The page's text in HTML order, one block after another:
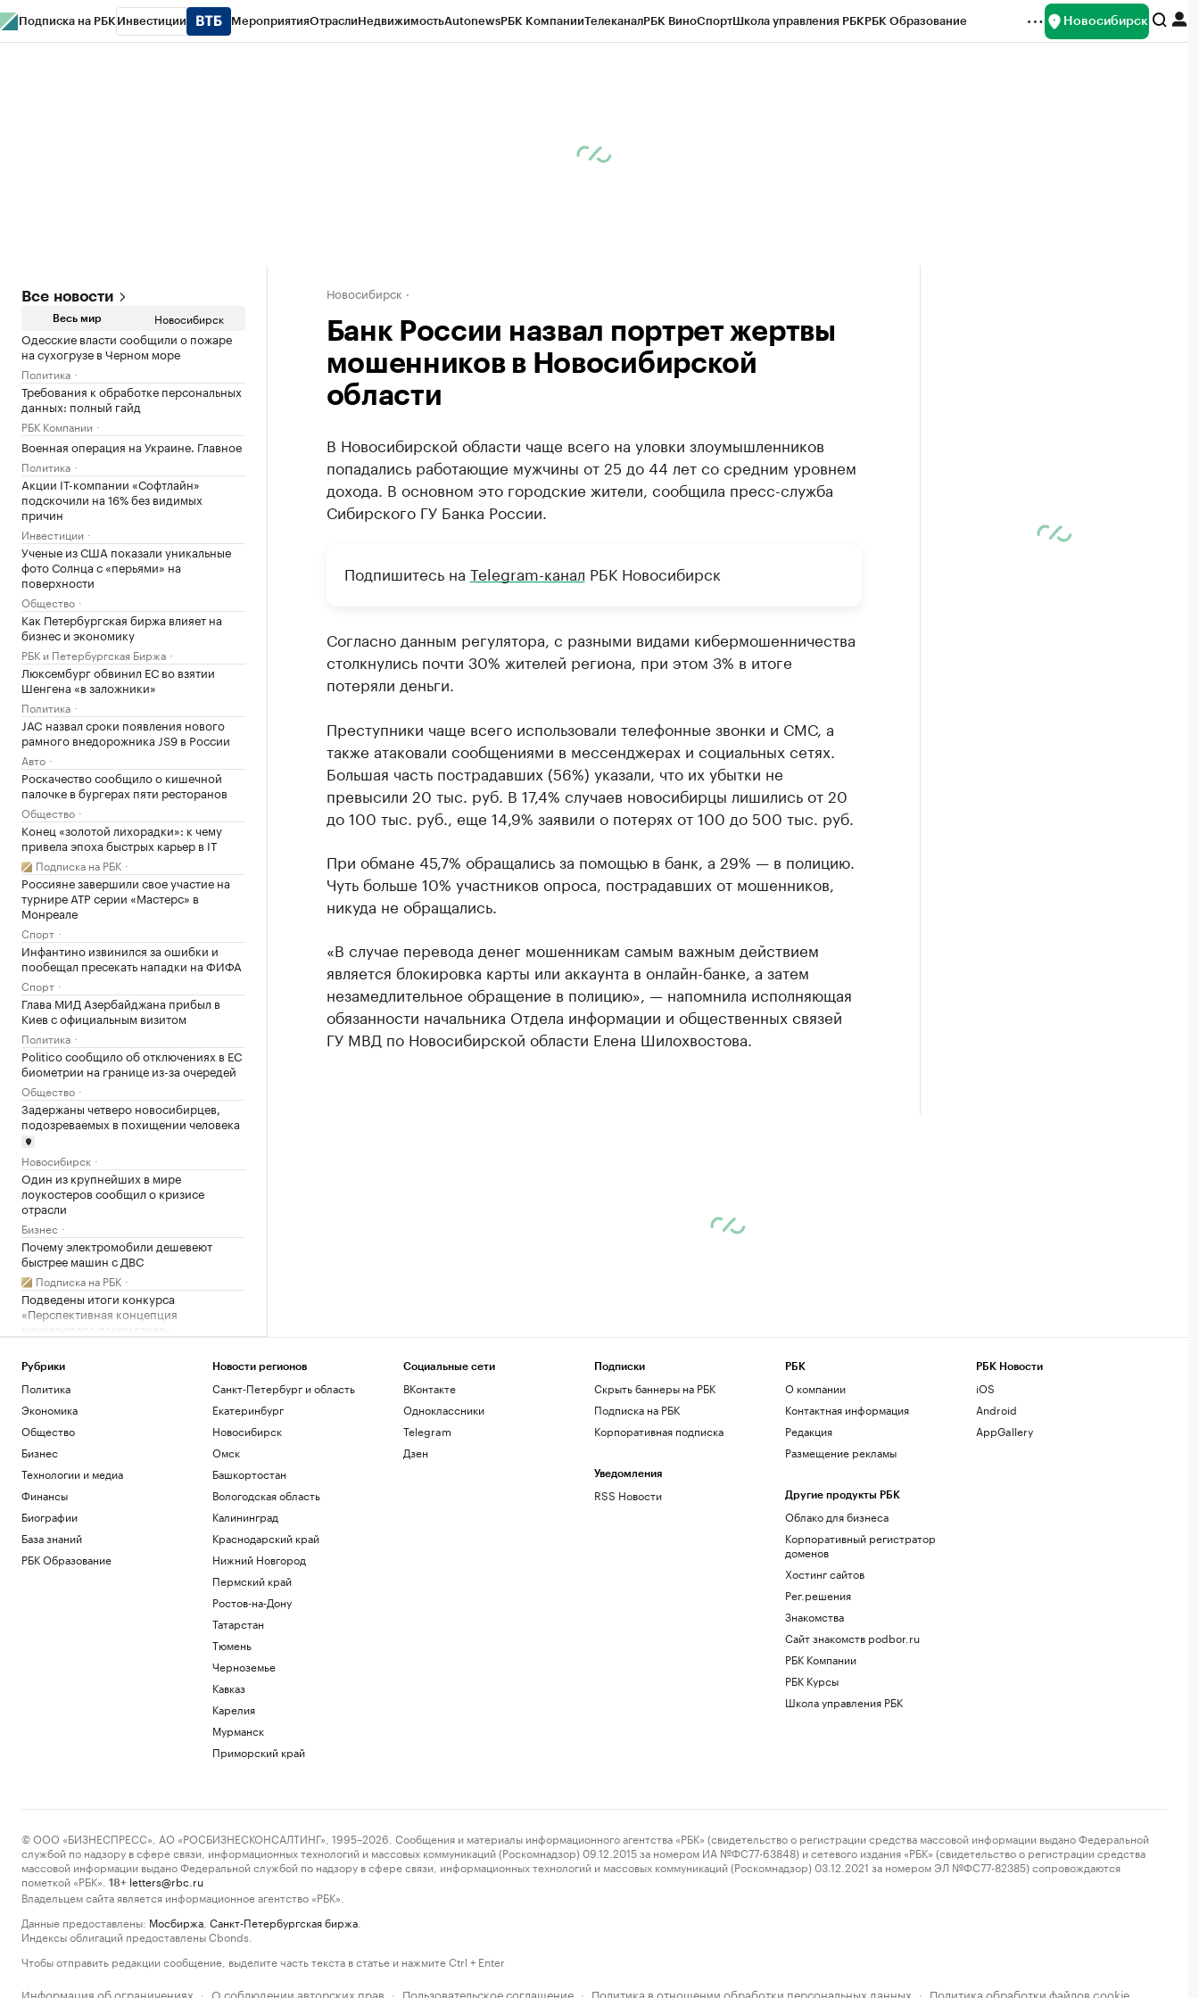
Подписка на РБК Инвестиции МероприятияОтраслиНедвижимостьAutonewsРБК КомпанииТелеканалРБК ВиноСпортШкола управления РБКРБК Образование Новосибирск
Все новости
Весь мир Новосибирск
Одесские власти сообщили о пожаре
на сухогрузе в Черном море
Политика
Требования к обработке персональных
данных: полный гайд
РБК Компании
Военная операция на Украине. Главное
Политика
Акции IT-компании «Софтлайн»
подскочили на 16% без видимых
причин
Инвестиции
Ученые из США показали уникальные
фото Солнца с «перьями» на
поверхности
Общество
Как Петербургская биржа влияет на
бизнес и экономику
РБК и Петербургская Биржа
Люксембург обвинил ЕС во взятии
Шенгена «в заложники»
Политика
JAC назвал сроки появления нового
рамного внедорожника JS9 в России
Авто
Роскачество сообщило о кишечной
палочке в бургерах пяти ресторанов
Общество
Конец «золотой лихорадки»: к чему
привела эпоха быстрых карьер в IT
Подписка на РБК
Россияне завершили свое участие на
турнире ATP серии «Мастерс» в
Монреале
Спорт
Инфантино извинился за ошибки и
пообещал пресекать нападки на ФИФА
Спорт
Глава МИД Азербайджана прибыл в
Киев с официальным визитом
Политика
Politico сообщило об отключениях в ЕС
биометрии на границе из-за очередей
Общество
Задержаны четверо новосибирцев,
подозреваемых в похищении человека
Новосибирск
Один из крупнейших в мире
лоукостеров сообщил о кризисе
отрасли
Бизнес
Почему электромобили дешевеют
быстрее машин с ДВС
Подписка на РБК
Подведены итоги конкурса
«Перспективная концепция
маневрового локомотива»
В Приморье задержали подростков,
Росгвардии
Политика
Акции «Русагро» обвалились почти на
17% на фоне дивидендного гэпа
Инвестиции
Новосибирск
Банк России назвал портрет жертвы
мошенников в Новосибирской
области
В Новосибирской области чаще всего на уловки злоумышленников
попадались работающие мужчины от 25 до 44 лет со средним уровнем
дохода. В основном это городские жители, сообщила пресс-служба
Сибирского ГУ Банка России.
Подпишитесь на Telegram-канал РБК Новосибирск
Согласно данным регулятора, с разными видами кибермошенничества
столкнулись почти 30% жителей региона, при этом 3% в итоге
потеряли деньги.
Преступники чаще всего использовали телефонные звонки и СМС, а
также атаковали сообщениями в мессенджерах и социальных сетях.
Большая часть пострадавших (56%) указали, что их убытки не
превысили 20 тыс. руб. В 17,4% случаев новосибирцы лишились от 20
до 100 тыс. руб., еще 14,9% заявили о потерях от 100 до 500 тыс. руб.
При обмане 45,7% обращались за помощью в банк, а 29% — в полицию.
Чуть больше 10% участников опроса, пострадавших от мошенников,
никуда не обращались.
«В случае перевода денег мошенникам самым важным действием
является блокировка карты или аккаунта в онлайн-банке, а затем
незамедлительное обращение в полицию», — напомнила исполняющая
обязанности начальника Отдела информации и общественных связей
ГУ МВД по Новосибирской области Елена Шилохвостова.
Рубрики
Политика
Экономика
Общество
Бизнес
Технологии и медиа
Финансы
Биографии
База знаний
РБК Образование
Новости регионов
Санкт-Петербург и область
Екатеринбург
Новосибирск
Омск
Башкортостан
Вологодская область
Калининград
Краснодарский край
Нижний Новгород
Пермский край
Ростов-на-Дону
Татарстан
Тюмень
Черноземье
Кавказ
Карелия
Мурманск
Приморский край
Социальные сети
ВКонтакте
Одноклассники
Telegram
Дзен
Подписки
Скрыть баннеры на РБК
Подписка на РБК
Корпоративная подписка
Уведомления
RSS Новости
РБК
О компании
Контактная информация
Редакция
Размещение рекламы
Другие продукты РБК
Облако для бизнеса
Корпоративный регистратор
доменов
Хостинг сайтов
Рег.решения
Знакомства
Сайт знакомств podbor.ru
РБК Компании
РБК Курсы
Школа управления РБК
РБК Новости
iOS
Android
AppGallery
© ООО «БИЗНЕСПРЕСС», АО «РОСБИЗНЕСКОНСАЛТИНГ», 1995–2026. Сообщения и материалы информационного агентства «РБК» (свидетельство о регистрации средства массовой информации выдано Федеральной
службой по надзору в сфере связи, информационных технологий и массовых коммуникаций (Роскомнадзор) 09.12.2015 за номером ИА №ФС77-63848) и сетевого издания «РБК» (свидетельство о регистрации средства
массовой информации выдано Федеральной службой по надзору в сфере связи, информационных технологий и массовых коммуникаций (Роскомнадзор) 03.12.2021 за номером ЭЛ №ФС77-82385) сопровождаются
пометкой «РБК».
18+ letters@rbc.ru
Владельцем сайта является информационное агентство «РБК».
Данные предоставлены: Мосбиржа Санкт-Петербургская биржа
Индексы облигаций предоставлены Cbonds.
Чтобы отправить редакции сообщение, выделите часть текста в статье и нажмите Ctrl + Enter
Информация об ограничениях · О соблюдении авторских прав · Пользовательское соглашение · Политика в отношении обработки персональных данных · Политика обработки файлов cookie